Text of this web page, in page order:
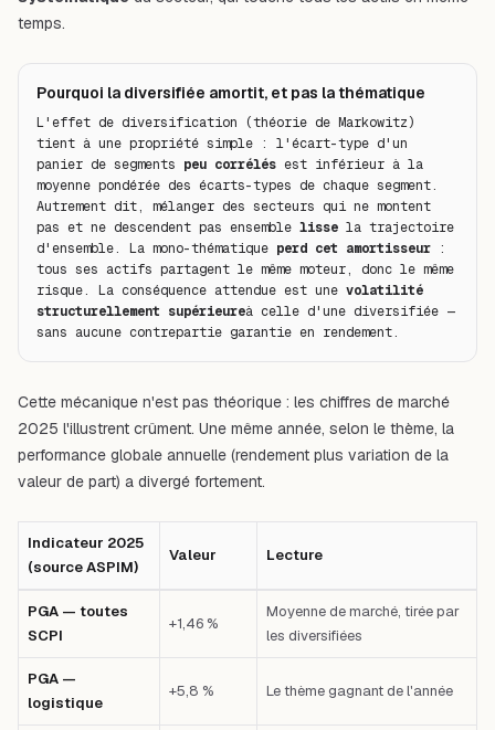
temps.
Pourquoi la diversifiée amortit, et pas la thématique
L'effet de diversification (théorie de Markowitz)
tient à une propriété simple : l'écart-type d'un
panier de segments peu corrélés est inférieur à la
moyenne pondérée des écarts-types de chaque segment.
Autrement dit, mélanger des secteurs qui ne montent
pas et ne descendent pas ensemble lisse la trajectoire
d'ensemble. La mono-thématique perd cet amortisseur :
tous ses actifs partagent le même moteur, donc le même
risque. La conséquence attendue est une volatilité
structurellement supérieureà celle d'une diversifiée —
sans aucune contrepartie garantie en rendement.
Cette mécanique n'est pas théorique : les chiffres de marché
2025 l'illustrent crûment. Une même année, selon le thème, la
performance globale annuelle (rendement plus variation de la
valeur de part) a divergé fortement.
Indicateur 2025
(source ASPIM)
Valeur Lecture
PGA — toutes
SCPI
+1,46 %
Moyenne de marché, tirée par
les diversifiées
PGA —
logistique
+5,8 % Le thème gagnant de l'année